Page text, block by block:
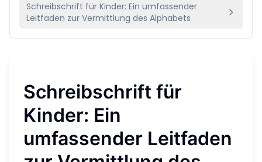
Schreibschrift für Kinder: Ein umfassender
Leitfaden zur Vermittlung des Alphabets
Schreibschrift für
Kinder: Ein
umfassender Leitfaden